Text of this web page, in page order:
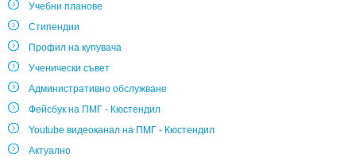
Учебни планове
Стипендии
Профил на купувача
Ученически съвет
Административно обслужване
Фейсбук на ПМГ - Кюстендил
Youtube видеоканал на ПМГ - Кюстендил
Актуално